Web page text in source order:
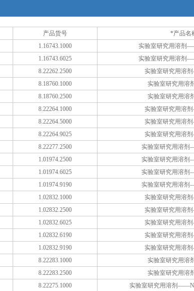
产品货号 *产品名
1.16743.1000 实验室研究用溶剂
1.16743.6025 实验室研究用溶剂
8.22262.2500 实验室研究用溶
8.18760.1000 实验室研究用
8.18760.2500 实验室研究用
8.22264.1000 实验室研究用溶
8.22264.5000 实验室研究用溶
8.22264.9025 实验室研究用溶
8.22277.2500 实验室研究用溶
1.01974.2500 实验室研究用溶
1.01974.6025 实验室研究用溶
1.01974.9190 实验室研究用溶
1.02832.1000 实验室研究用溶
1.02832.2500 实验室研究用溶
1.02832.6025 实验室研究用溶
1.02832.6190 实验室研究用溶
1.02832.9190 实验室研究用溶
8.22283.1000 实验室研究用
8.22283.2500 实验室研究用
8.22275.1000 实验室研究用溶剂